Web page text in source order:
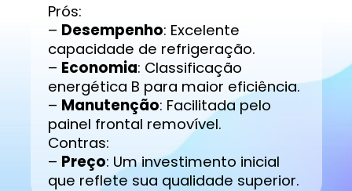
Prós:
– Desempenho: Excelente
capacidade de refrigeração.
– Economia: Classificação
energética B para maior eficiência.
– Manutenção: Facilitada pelo
painel frontal removível.
Contras:
– Preço: Um investimento inicial
que reflete sua qualidade superior.